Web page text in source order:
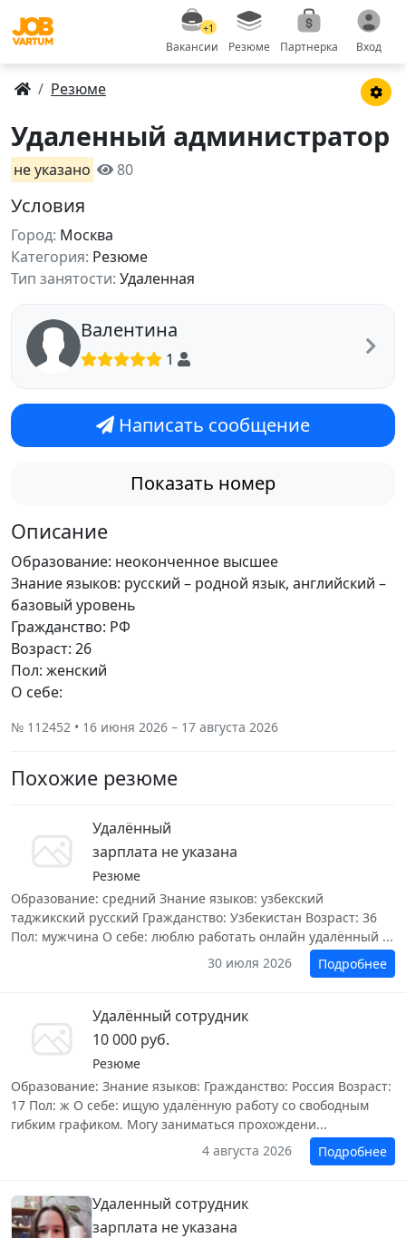
+1
Вакансии Резюме Партнерка Вход
Резюме
Удаленный администратор
не указано 80
Условия
Город: Москва
Категория: Резюме
Тип занятости: Удаленная
Валентина
1
Написать сообщение
Показать номер
Описание
Образование: неоконченное высшее
Знание языков: русский – родной язык, английский –
базовый уровень
Гражданство: РФ
Возраст: 26
Пол: женский
О себе:
№ 112452 • 16 июня 2026 – 17 августа 2026
Похожие резюме
Удалённый
зарплата не указана
Резюме
Образование: средний Знание языков: узбекский
таджикский русский Гражданство: Узбекистан Возраст: 36
Пол: мужчина О себе: люблю работать онлайн удалённый ...
30 июля 2026
Подробнее
Удалённый сотрудник
10 000 руб.
Резюме
Образование: Знание языков: Гражданство: Россия Возраст:
17 Пол: ж О себе: ищую удалённую работу со свободным
гибким графиком. Могу заниматься прохождени...
4 августа 2026
Подробнее
Удаленный сотрудник
зарплата не указана